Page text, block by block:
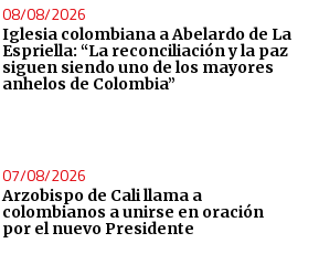
08/08/2026
Iglesia colombiana a Abelardo de La
Espriella: “La reconciliación y la paz
siguen siendo uno de los mayores
anhelos de Colombia”
07/08/2026
Arzobispo de Cali llama a
colombianos a unirse en oración
por el nuevo Presidente